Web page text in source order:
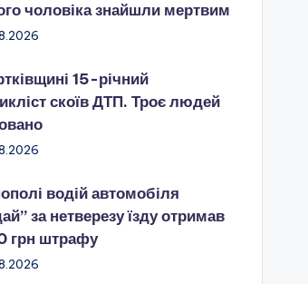
чоловіка знайшли мертвим
15-річний
скоїв ДТП. Троє людей
водій автомобіля
за нетверезу їзду отримав
грн штрафу